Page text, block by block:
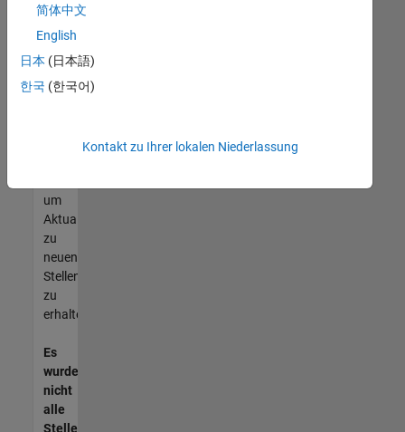
die
Ihren
entsprechen,
werden
unseres
um
Aktualisierungen
zu
neuen
Stellenangeboten
zu
erhalten.
Es
wurden
nicht
alle
Stellen
简体中文
English
日本 (日本語)
한국 (한국어)
Kontakt zu Ihrer lokalen Niederlassung